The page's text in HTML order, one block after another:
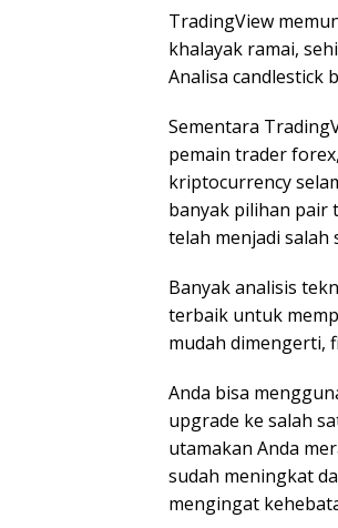
TradingView
khalayak ramai,
Analisa candlestick
Sementara
pemain trader
kriptocurrency
banyak pilihan pair
telah menjadi
Banyak analisis
terbaik untuk
mudah dimengerti,
Anda bisa
upgrade ke salah
utamakan Anda
sudah meningkat
mengingat